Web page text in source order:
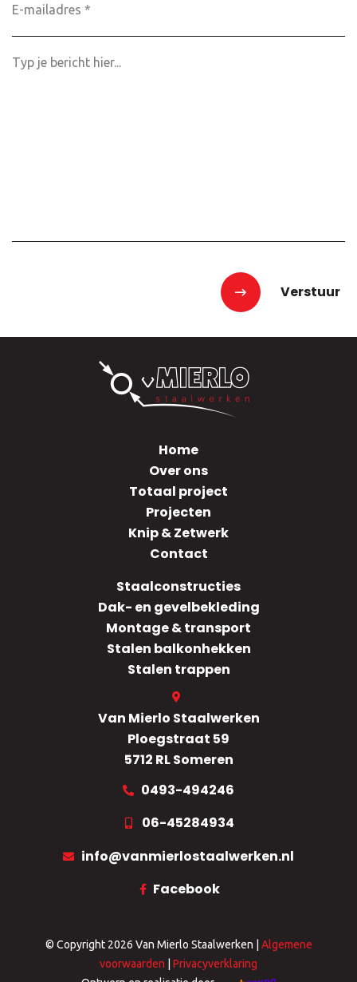
mailadres
*
Verstuur
Home
Over ons
Totaal project
Projecten
Knip & Zetwerk
Contact
Staalconstructies
Dak- en gevelbekleding
Montage & transport
Stalen balkonhekken
Stalen trappen
Van Mierlo Staalwerken
Ploegstraat 59
5712 RL Someren
0493-494246
06-45284934
info@vanmierlostaalwerken.nl
Facebook
© Copyright 2026 Van Mierlo Staalwerken
Algemene
voorwaarden
Privacyverklaring